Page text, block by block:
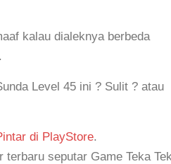
kalau dialeknya berbeda
Level 45 ini ? Sulit ? atau
di PlayStore.
seputar Game Teka